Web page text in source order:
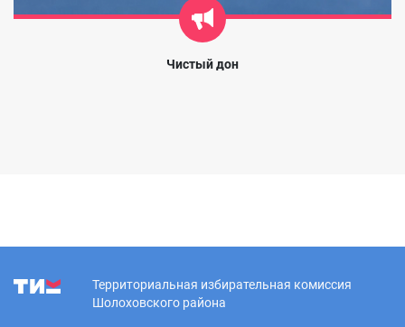
Чистый дон
Территориальная избирательная комиссия
Шолоховского района